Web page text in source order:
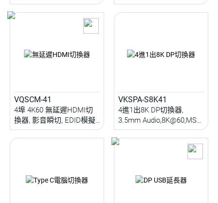
10 Gbps USB 3.2周邊分享
2.0, Audio/ Serial/ IR訊號
延伸, PoC單邊供電
VQSCM-41
4埠 4K60 無延遲HDMI切
換器, 影音瞬切, EDID模擬,
HDCP設定, 紅外及RS232
控制
VKSPA-S8K41
4進1出8K DP切換器,
3.5mm Audio,8K@60,MST,
按鍵/IR/Serial控制